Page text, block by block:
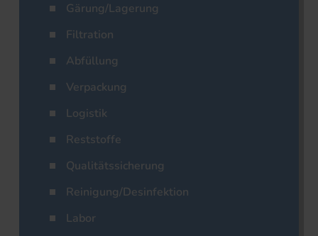
Gärung/Lagerung
Filtration
Abfüllung
Verpackung
Logistik
Reststoffe
Qualitätssicherung
Reinigung/Desinfektion
Labor